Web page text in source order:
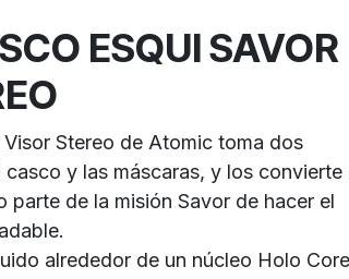
ESQUI SAVOR
Stereo de Atomic toma dos
casco y las máscaras, y los convierte
parte de la misión Savor de hacer el
alrededor de un núcleo Holo Core